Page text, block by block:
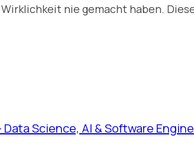
nie gemacht haben.
Data Science, AI & Software